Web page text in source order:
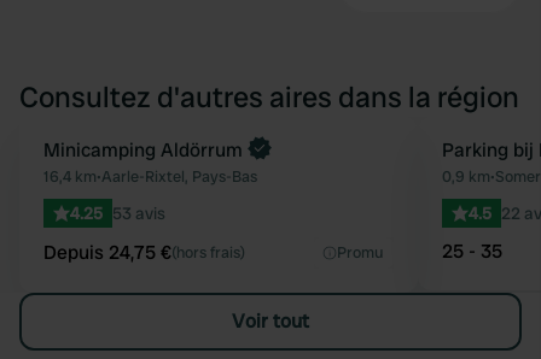
Consultez d'autres aires dans la région
Préféré
Reserve maintenant
Minicamping Aldörrum
16,4 km•Aarle-Rixtel, Pays-Bas
4.25 53 avis
Depuis 24,75 €(hors frais) Promu
Parking bij
0,9 km•
4.5 22
25 - 35
Voir tout